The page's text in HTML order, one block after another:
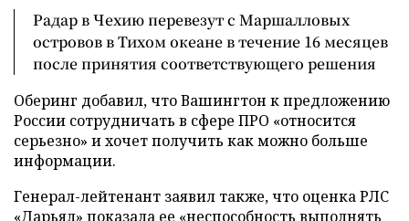
Радар в Чехию перевезут с Маршалловых
островов в Тихом океане в течение 16 месяцев
после принятия соответствующего решения
Оберинг добавил, что Вашингтон к предложению
России сотрудничать в сфере ПРО «относится
серьезно» и хочет получить как можно больше
информации.
Генерал-лейтенант заявил также, что оценка РЛС
«Дарьял» показала ее «неспособность выполнять